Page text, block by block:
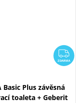
ZDARMA
Basic Plus závěsná
toaleta + Geberit